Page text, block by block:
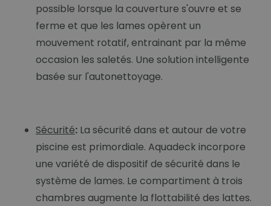
possible lorsque la couverture s'ouvre et se
ferme et que les lames opèrent un
mouvement rotatif, entrainant par la même
occasion les saletés. Une solution intelligente
basée sur l'autonettoyage.
Sécurité: La sécurité dans et autour de votre
piscine est primordiale. Aquadeck incorpore
une variété de dispositif de sécurité dans le
système de lames. Le compartiment à trois
chambres augmente la flottabilité des lattes.